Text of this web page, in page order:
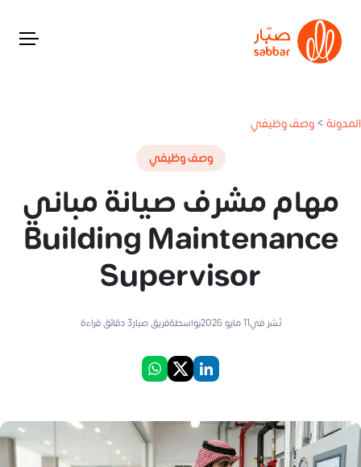
المدونة>وصف وظيفي
وصف وظيفي
مهام مشرف صيانة مباني
Building Maintenance
Supervisor
نُشر في11 مايو 2026 بواسطةفريق صبار3دقائق قراءة